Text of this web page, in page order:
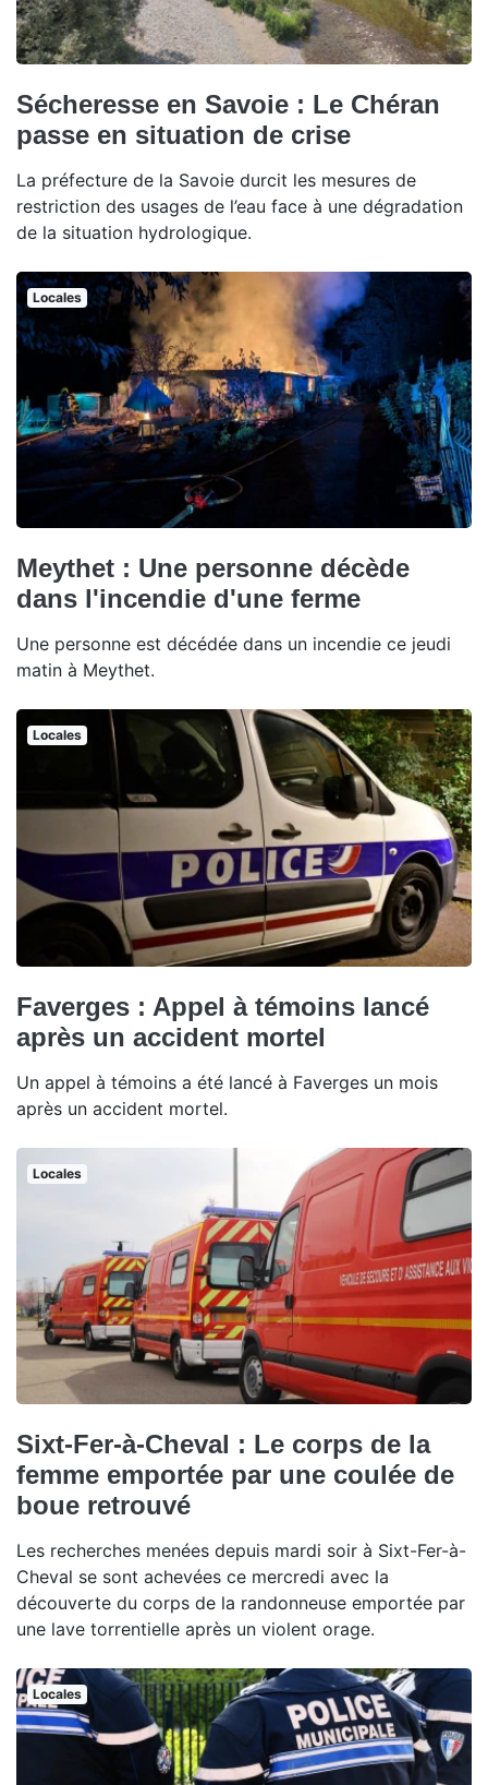
Sécheresse en Savoie : Le Chéran
passe en situation de crise
La préfecture de la Savoie durcit les mesures de
restriction des usages de l’eau face à une dégradation
de la situation hydrologique.
Locales
Meythet : Une personne décède
dans l'incendie d'une ferme
Une personne est décédée dans un incendie ce jeudi
matin à Meythet.
Locales
Faverges : Appel à témoins lancé
après un accident mortel
Un appel à témoins a été lancé à Faverges un mois
après un accident mortel.
Locales
Sixt-Fer-à-Cheval : Le corps de la
femme emportée par une coulée de
boue retrouvé
Les recherches menées depuis mardi soir à Sixt-Fer-à-
Cheval se sont achevées ce mercredi avec la
découverte du corps de la randonneuse emportée par
une lave torrentielle après un violent orage.
Locales